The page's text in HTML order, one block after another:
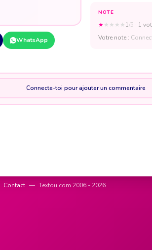
WhatsApp
NOTE
★★ ★ ★ ★1/5 · 1
Votre note :
Connecte-toi pour ajouter un commentaire
Contact — Textou.com 2006 - 2026